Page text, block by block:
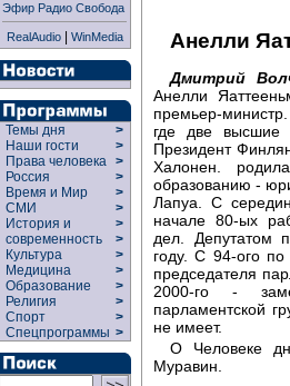
Эфир Радио Свобода
RealAudio| WinMedia
Темы дня
>
Наши гости
>
Права человека >
Россия
>
Время и Мир
>
СМИ
>
История и
современность
>
>
Культура
>
Медицина
>
Образование
>
Религия
>
Спорт
>
Спецпрограммы >
Анелли
Дмитрий
Анелли
премьер-
где две высшие
Президент
Халонен.
образованию -
Лапуа. С
начале 80-ых
дел. Депутатом
году. С 94-ого
председателя
2000-го -
парламентской
не имеет.
О Человеке
Муравин.